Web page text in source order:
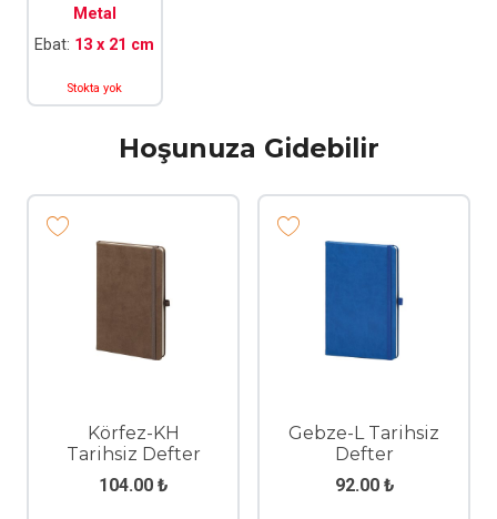
Metal
Ebat: 13 x 21 cm
Stokta yok
Hoşunuza Gidebilir
Körfez-KH
Tarihsiz Defter
104.00 ₺
Gebze-L Tarihsiz
Defter
92.00 ₺